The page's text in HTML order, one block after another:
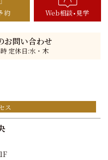
約 Web相談 見学
お問い合わせ
定休日:水・木
ス